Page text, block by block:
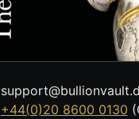
+44(0)20 8600 0130